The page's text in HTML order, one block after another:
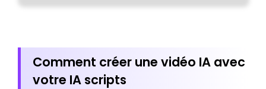
Comment créer une vidéo IA avec
votre IA scripts